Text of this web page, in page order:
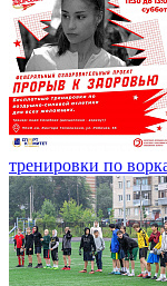
тренировки по